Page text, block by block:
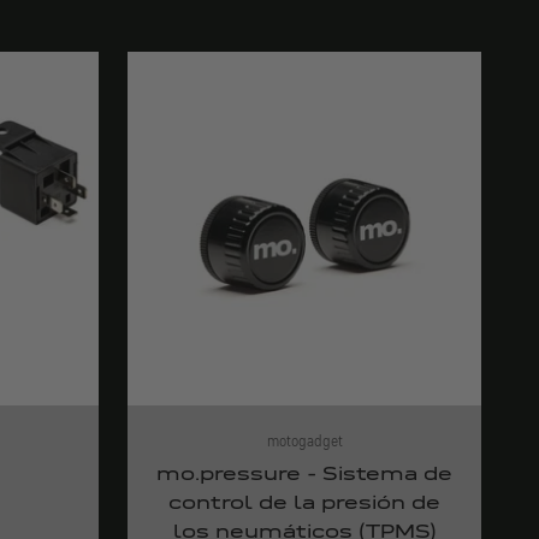
motogadget
mo.pressure - Sistema de
control de la presión de
los neumáticos (TPMS)